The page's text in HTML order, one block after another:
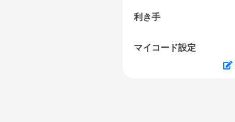
利き手
マイコード設定